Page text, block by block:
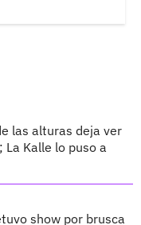
las alturas deja ver
Kalle lo puso a
show por brusca